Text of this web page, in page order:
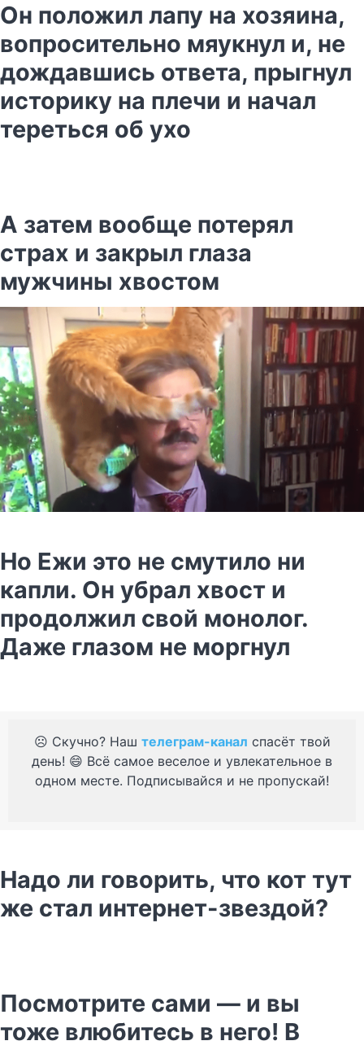
Он положил лапу на хозяина,
вопросительно мяукнул и, не
дождавшись ответа, прыгнул
историку на плечи и начал
тереться об ухо
А затем вообще потерял
страх и закрыл глаза
мужчины хвостом
Но Ежи это не смутило ни
капли. Он убрал хвост и
продолжил свой монолог.
Даже глазом не моргнул
☹️ Скучно? Наш телеграм-канал спасёт твой
день! 😄 Всё самое веселое и увлекательное в
одном месте. Подписывайся и не пропускай!
Надо ли говорить, что кот тут
же стал интернет-звездой?
Посмотрите сами — и вы
тоже влюбитесь в него! В